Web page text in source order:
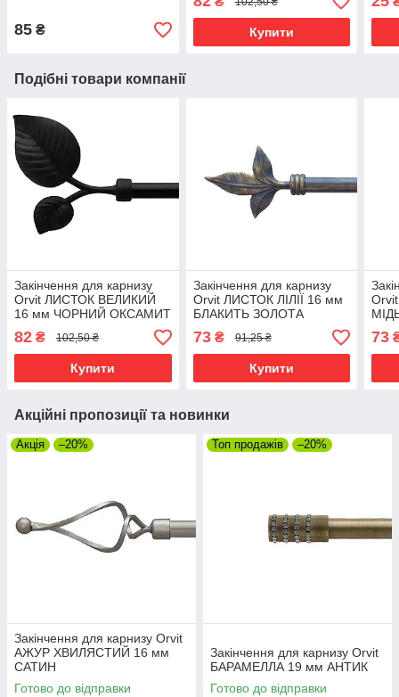
85 ₴ Купити
Подібні товари компанії
Закінчення для карнизу
Orvit ЛИСТОК ВЕЛИКИЙ
16 мм ЧОРНИЙ ОКСАМИТ
82 ₴ 102,50 ₴
Купити
Закінчення для карнизу
Orvit ЛИСТОК ЛІЛІЇ 16 мм
БЛАКИТЬ ЗОЛОТА
73₴ 91,25 ₴
Купити
73
Акційні пропозиції та новинки
Акція –20%
Закінчення для карнизу Orvit
АЖУР ХВИЛЯСТИЙ 16 мм
САТИН
Готово до відправки
Топ продажів –20%
Закінчення для карнизу Orvit
БАРАМЕЛЛА 19 мм АНТИК
Готово до відправки